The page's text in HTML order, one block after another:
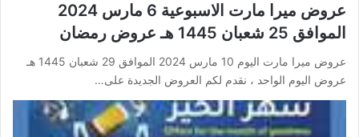
عروض ميرا مارت الاسبوعية 6 مارس 2024
الموافق 25 شعبان 1445 هـ عروض رمضان
عروض ميرا مارت اليوم 10 مارس 2024 الموافق 29 شعبان 1445 هـ
عروض اليوم الواحد ، نقدم لكم العروض الجديدة على…